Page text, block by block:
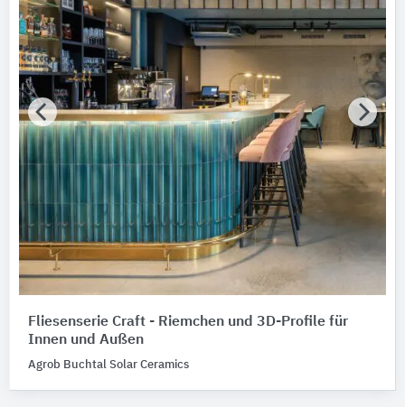
Fliesenserie Craft - Riemchen und 3D-Profile für
Innen und Außen
Agrob Buchtal Solar Ceramics